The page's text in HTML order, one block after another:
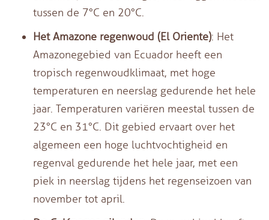
tussen de 7°C en 20°C.
Het Amazone regenwoud (El Oriente): Het
Amazonegebied van Ecuador heeft een
tropisch regenwoudklimaat, met hoge
temperaturen en neerslag gedurende het hele
jaar. Temperaturen variëren meestal tussen de
23°C en 31°C. Dit gebied ervaart over het
algemeen een hoge luchtvochtigheid en
regenval gedurende het hele jaar, met een
piek in neerslag tijdens het regenseizoen van
november tot april.